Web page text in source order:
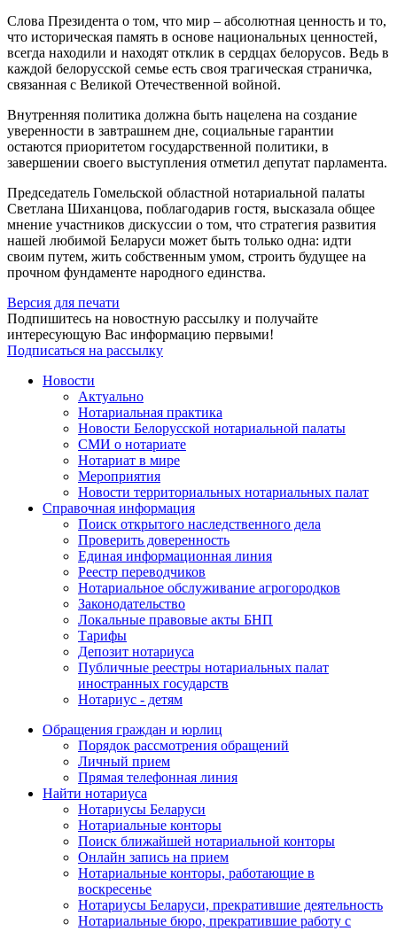
Слова Президента о том, что мир – абсолютная ценность и то,
что историческая память в основе национальных ценностей,
всегда находили и находят отклик в сердцах белорусов. Ведь в
каждой белорусской семье есть своя трагическая страничка,
связанная с Великой Отечественной войной.
Внутренняя политика должна быть нацелена на создание
уверенности в завтрашнем дне, социальные гарантии
остаются приоритетом государственной политики, в
завершении своего выступления отметил депутат парламента.
Председатель Гомельской областной нотариальной палаты
Светлана Шиханцова, поблагодарив гостя, высказала общее
мнение участников дискуссии о том, что стратегия развития
нашей любимой Беларуси может быть только одна: идти
своим путем, жить собственным умом, строить будущее на
прочном фундаменте народного единства.
Версия для печати
Подпишитесь на новостную рассылку и получайте
интересующую Вас информацию первыми!
Подписаться на рассылку
Новости
Актуально
Нотариальная практика
Новости Белорусской нотариальной палаты
СМИ о нотариате
Нотариат в мире
Мероприятия
Новости территориальных нотариальных палат
Справочная информация
Поиск открытого наследственного дела
Проверить доверенность
Единая информационная линия
Реестр переводчиков
Нотариальное обслуживание агрогородков
Законодательство
Локальные правовые акты БНП
Тарифы
Депозит нотариуса
Публичные реестры нотариальных палат
иностранных государств
Нотариус - детям
Обращения граждан и юрлиц
Порядок рассмотрения обращений
Личный прием
Прямая телефонная линия
Найти нотариуса
Нотариусы Беларуси
Нотариальные конторы
Поиск ближайшей нотариальной конторы
Онлайн запись на прием
Нотариальные конторы, работающие в
воскресенье
Нотариусы Беларуси, прекратившие деятельность
Нотариальные бюро, прекратившие работу с